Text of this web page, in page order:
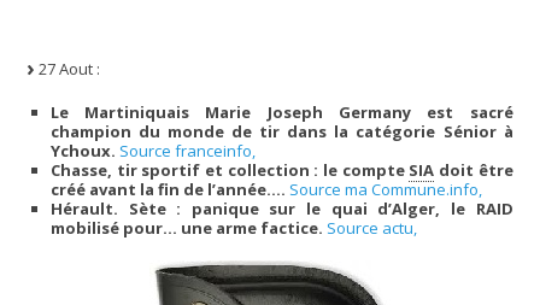
27 Aout :
Le Martiniquais Marie Joseph Germany est sacré
champion du monde de tir dans la catégorie Sénior à
Ychoux. Source franceinfo,
Chasse, tir sportif et collection : le compte SIA doit être
créé avant la fin de l’année…. Source ma Commune.info,
Hérault. Sète : panique sur le quai d’Alger, le RAID
mobilisé pour… une arme factice. Source actu,